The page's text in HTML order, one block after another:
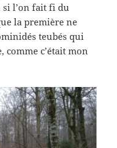
si l’on fait fi du
la première ne
teubés qui
comme c’était mon